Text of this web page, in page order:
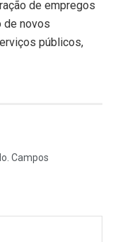
de empregos
de novos
públicos,
Campos